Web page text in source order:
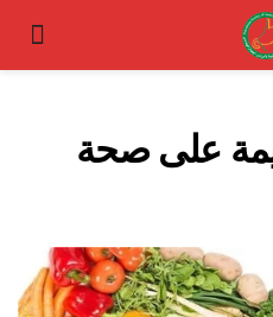
على صحة